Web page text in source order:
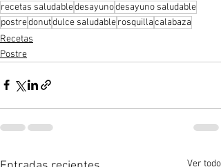
recetas saludabledesayunodesayuno saludable
postredonutdulce saludablerosquillacalabaza
Recetas
Postre
Ver todo